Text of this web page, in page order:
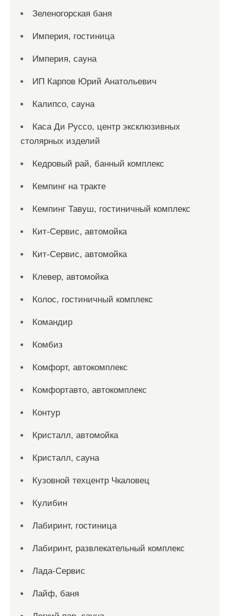
Зеленогорская баня
Империя, гостиница
Империя, сауна
ИП Карпов Юрий Анатольевич
Калипсо, сауна
Каса Ди Руссо, центр эксклюзивных
столярных изделий
Кедровый рай, банный комплекс
Кемпинг на тракте
Кемпинг Тавуш, гостиничный комплекс
Кит-Сервис, автомойка
Кит-Сервис, автомойка
Клевер, автомойка
Колос, гостиничный комплекс
Командир
Комбиз
Комфорт, автокомплекс
Комфортавто, автокомплекс
Контур
Кристалл, автомойка
Кристалл, сауна
Кузовной техцентр Чкаловец
Кулибин
Лабиринт, гостиница
Лабиринт, развлекательный комплекс
Лада-Сервис
Лайф, баня